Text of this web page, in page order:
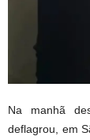
Na manhã
deflagrou, em